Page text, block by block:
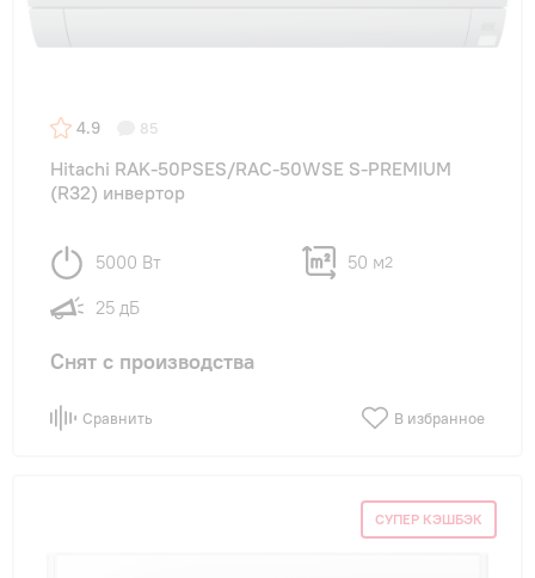
4.9 85
Hitachi RAK-50PSES/RAC-50WSE S-PREMIUM
(R32) инвертор
5000 Вт 50 м2
25 дБ
Снят с производства
Сравнить В избранное
СУПЕР КЭШБЭК